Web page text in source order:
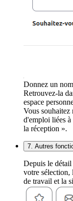
Donnez un
Retrouvez-la
espace
Vous
d'emploi liées
la réception ».
7. Autres
Depuis le
votre sélection,
de travail et la